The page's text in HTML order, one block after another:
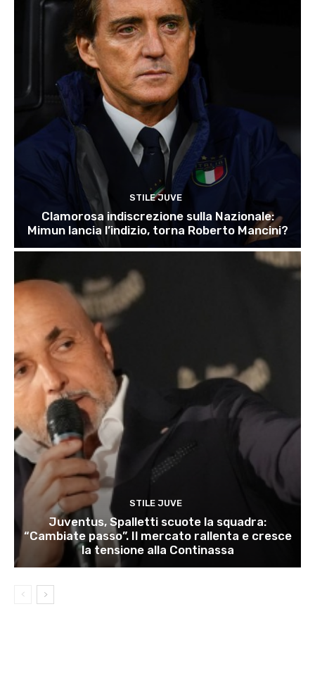
STILE JUVE
Clamorosa indiscrezione sulla Nazionale:
Mimun lancia l’indizio, torna Roberto Mancini?
STILE JUVE
Juventus, Spalletti scuote la squadra:
“Cambiate passo”. Il mercato rallenta e cresce
la tensione alla Continassa